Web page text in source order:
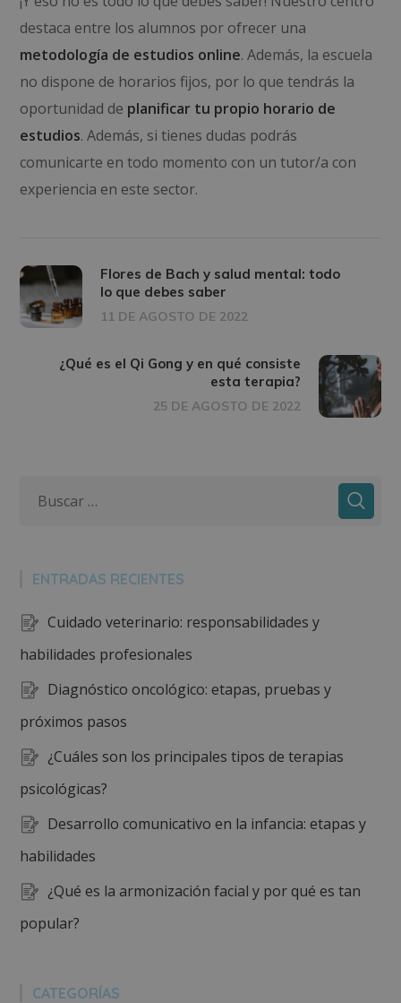
destaca entre los alumnos por ofrecer una
metodología de estudios online. Además, la escuela
no dispone de horarios fijos, por lo que tendrás la
oportunidad de planificar tu propio horario de
estudios. Además, si tienes dudas podrás
comunicarte en todo momento con un tutor/a con
experiencia en este sector.
Flores de Bach y salud mental: todo
lo que debes saber
11 DE AGOSTO DE 2022
¿Qué es el Qi Gong y en qué consiste
esta terapia?
25 DE AGOSTO DE 2022
ENTRADAS RECIENTES
Cuidado veterinario: responsabilidades y
habilidades profesionales
Diagnóstico oncológico: etapas, pruebas y
próximos pasos
¿Cuáles son los principales tipos de terapias
psicológicas?
Desarrollo comunicativo en la infancia: etapas y
habilidades
¿Qué es la armonización facial y por qué es tan
popular?
CATEGORÍAS